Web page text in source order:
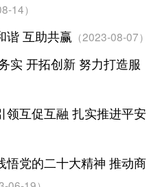
14）
谐 互助共赢 （2023-08-07）
实 开拓创新 努力打造服
领互促互融 扎实推进平安
悟党的二十大精神 推动商